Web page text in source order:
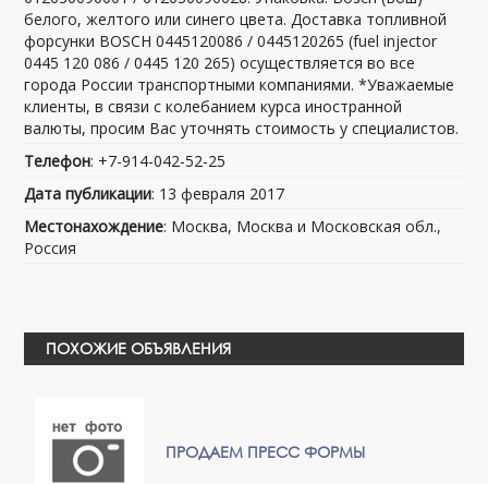
белого, желтого или синего цвета. Доставка топливной
форсунки BOSCH 0445120086 / 0445120265 (fuel injector
0445 120 086 / 0445 120 265) осуществляется во все
города России транспортными компаниями. *Уважаемые
клиенты, в связи с колебанием курса иностранной
валюты, просим Вас уточнять стоимость у специалистов.
Телефон: +7-914-042-52-25
Дата публикации: 13 февраля 2017
Местонахождение: Москва, Москва и Московская обл.,
Россия
ПОХОЖИЕ ОБЪЯВЛЕНИЯ
ПРОДАЕМ ПРЕСС ФОРМЫ